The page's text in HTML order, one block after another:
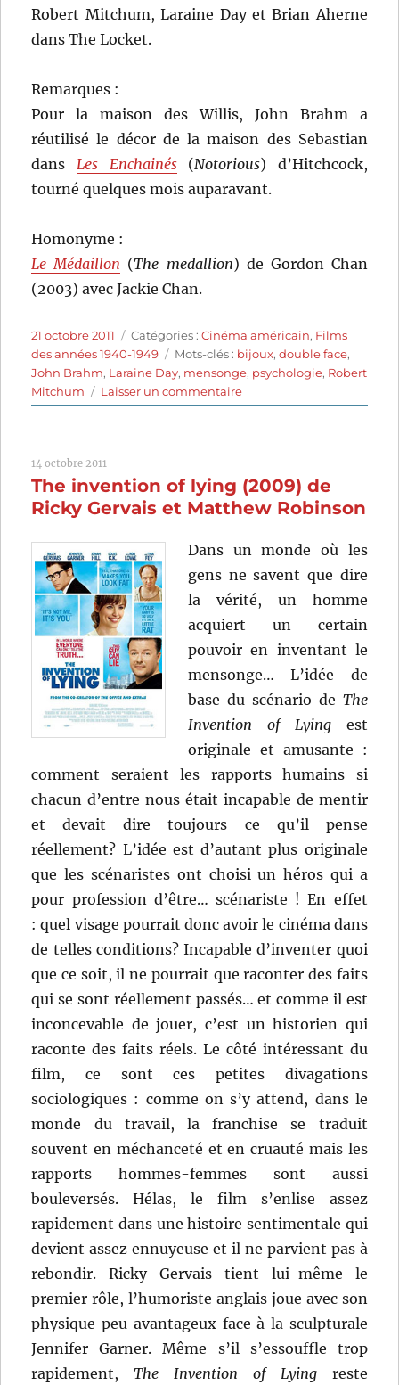
Robert Mitchum, Laraine Day et Brian Aherne
dans The Locket.
Remarques :
Pour la maison des Willis, John Brahm a
réutilisé le décor de la maison des Sebastian
dans Les Enchainés(Notorious) d’Hitchcock,
tourné quelques mois auparavant.
Homonyme :
Le Médaillon (The medallion) de Gordon Chan
(2003) avec Jackie Chan.
Publié
le
21 octobre 2011 Catégories
Catégories :Cinéma américain, Films
des années 1940-1949
Étiquettes
Mots-clés : bijoux,double face,
John Brahm, Laraine Day, mensonge, psychologie, Robert
Mitchum
Laisser un commentairesur
Le
John
Brahm
14 octobre 2011
The invention of lying (2009) de
Ricky Gervais et Matthew Robinson
Dans un monde où les
gens ne savent que dire
la vérité, un homme
acquiert un certain
pouvoir en inventant le
mensonge… L’idée de
base du scénario de The
Invention of Lyingest
originale et amusante :
comment seraient les rapports humains si
chacun d’entre nous était incapable de mentir
et devait dire toujours ce qu’il pense
réellement? L’idée est d’autant plus originale
que les scénaristes ont choisi un héros qui a
pour profession d’être… scénariste ! En effet
: quel visage pourrait donc avoir le cinéma dans
de telles conditions? Incapable d’inventer quoi
que ce soit, il ne pourrait que raconter des faits
qui se sont réellement passés… et comme il est
inconcevable de jouer, c’est un historien qui
raconte des faits réels. Le côté intéressant du
film, ce sont ces petites divagations
sociologiques : comme on s’y attend, dans le
monde du travail, la franchise se traduit
souvent en méchanceté et en cruauté mais les
rapports hommes-femmes sont aussi
bouleversés. Hélas, le film s’enlise assez
rapidement dans une histoire sentimentale qui
devient assez ennuyeuse et il ne parvient pas à
rebondir. Ricky Gervais tient lui-même le
premier rôle, l’humoriste anglais joue avec son
physique peu avantageux face à la sculpturale
Jennifer Garner. Même s’il s’essouffle trop
rapidement,The Invention of Lyingreste